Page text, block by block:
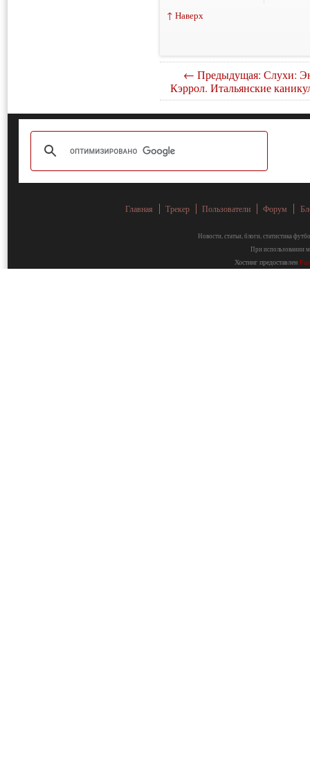
↑ Наверх
← Предыдущая: Слухи:
Кэррол. Итальянские
Главная Трекер Пользователи Форум
Новости, статьи, блоги, статистика
При использовании
Хостинг предоставлен